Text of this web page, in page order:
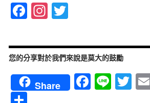
F
e
b
o
o
In
ag
ra
m
itt
er
您的分享對於我們來說是莫大的鼓勵
Share
F
Li
T